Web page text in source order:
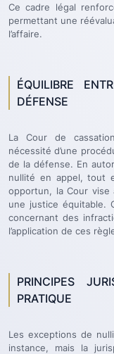
Ce cadre légal
permettant une
l’affaire.
ÉQUILIBRE
DÉFENSE
La Cour de
nécessité d’une
de la défense. En
nullité en appel, tout
opportun, la Cour
une justice équitable.
concernant des
l’application de ces
PRINCIPES
PRATIQUE
Les exceptions de
instance, mais la